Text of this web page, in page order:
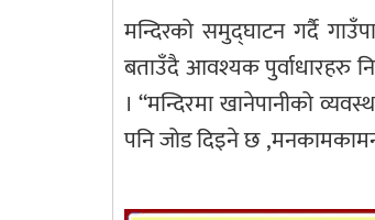
मन्दिरको समुद्घाटन गर्दै
बताउँदै आवश्यक पुर्वाधारहरु
। “मन्दिरमा खानेपानीको
पनि जोड दिइने छ